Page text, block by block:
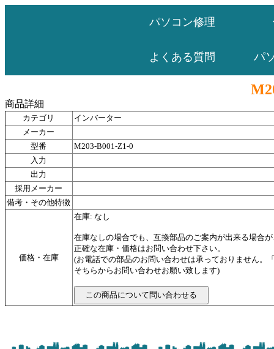
パソコン修理
よくある質問 パ
商品詳細
カテゴリ
インバーター
メーカー
型番
M203-B001-Z1-0
入力
出力
採用メーカー
備考・その他特徴
価格・在庫
在庫: なし
在庫なしの場合でも、互換部品のご案内が出来る場合
正確な在庫・価格はお問い合わせ下さい。
(お電話での部品のお問い合わせは承っておりません。
そちらからお問い合わせお願い致します)